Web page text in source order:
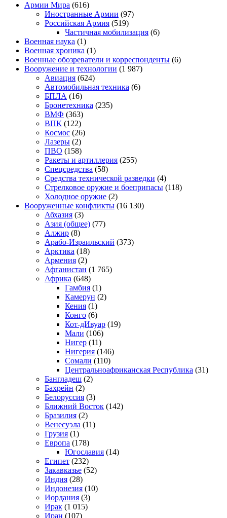
Армии Мира (616)
Иностранные Армии (97)
Российская Армия (519)
Частичная мобилизация (6)
Военная наука (1)
Военная хроника (1)
Военные обозреватели и корреспонденты (6)
Вооружение и технологии (1 987)
Авиация (624)
Автомобильная техника (6)
БПЛА (16)
Бронетехника (235)
ВМФ (363)
ВПК (122)
Космос (26)
Лазеры (2)
ПВО (158)
Ракеты и артиллерия (255)
Спецсредства (58)
Средства технической разведки (4)
Стрелковое оружие и боеприпасы (118)
Холодное оружие (2)
Вооруженные конфликты (16 130)
Абхазия (3)
Азия (общее) (77)
Алжир (8)
Арабо-Израильский (373)
Арктика (18)
Армения (2)
Афганистан (1 765)
Африка (648)
Гамбия (1)
Камерун (2)
Кения (1)
Конго (6)
Кот-дИвуар (19)
Мали (106)
Нигер (11)
Нигерия (146)
Сомали (110)
Центральноафриканская Республика (31)
Бангладеш (2)
Бахрейн (2)
Белоруссия (3)
Ближний Восток (142)
Бразилия (2)
Венесуэла (11)
Грузия (1)
Европа (178)
Югославия (14)
Египет (232)
Закавказье (52)
Индия (28)
Индонезия (10)
Иордания (3)
Ирак (1 015)
Иран (107)